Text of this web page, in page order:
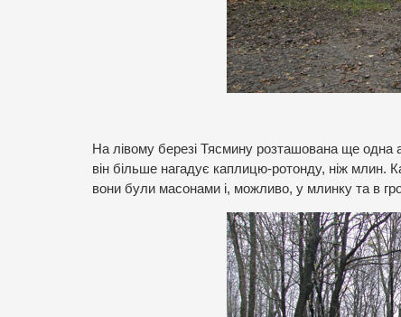
На лівому березі Тясмину розташована ще одна
він більше нагадує каплицю-ротонду, ніж млин.
вони були масонами і, можливо, у млинку та в